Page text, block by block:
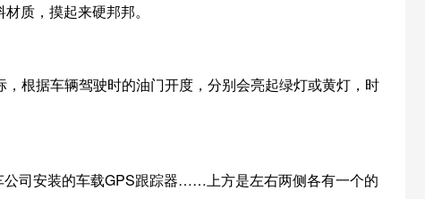
质，摸起来硬邦邦。
根据车辆驾驶时的油门开度，分别会亮起绿灯或黄灯，时
公司安装的车载GPS跟踪器……上方是左右两侧各有一个的